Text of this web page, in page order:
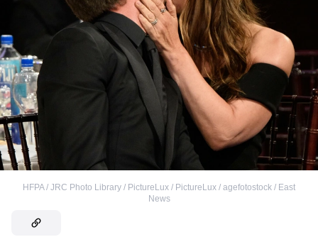
HFPA / JRC Photo Library / PictureLux / PictureLux / agefotostock / East
News